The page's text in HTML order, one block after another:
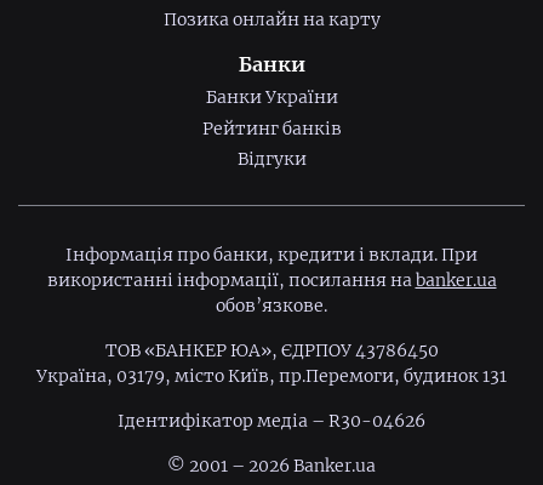
Позика онлайн на карту
Банки
Банки України
Рейтинг банків
Відгуки
Інформація про банки, кредити і вклади. При
використанні інформації, посилання наbanker.ua
обов’язкове.
ТОВ «БАНКЕР ЮА», ЄДРПОУ 43786450
Україна, 03179, місто Київ, пр.Перемоги, будинок 131
Ідентифiкатор медiа – R30-04626
© 2001 – 2026 Banker.ua